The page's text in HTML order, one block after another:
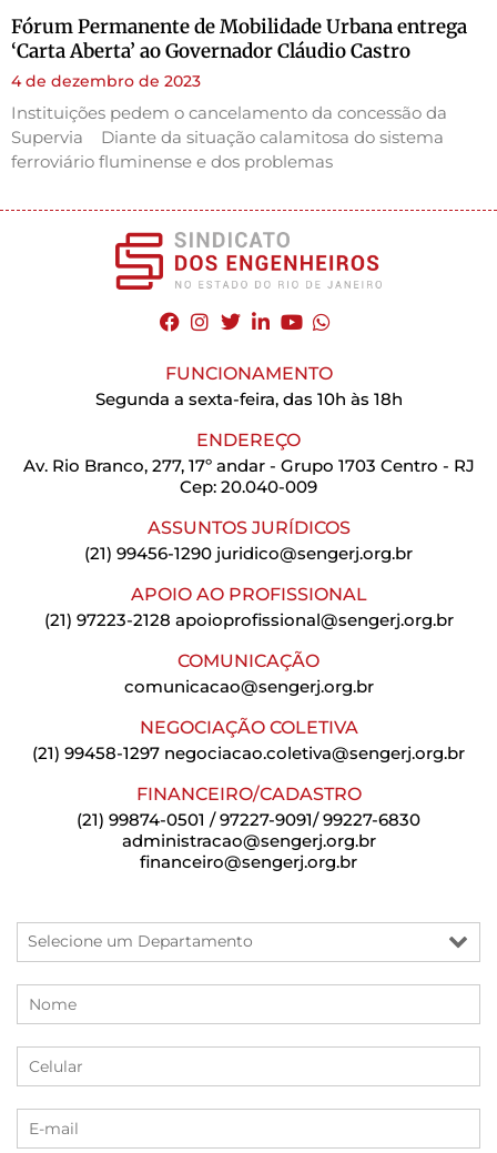
Fórum Permanente de Mobilidade Urbana entrega
‘Carta Aberta’ ao Governador Cláudio Castro
4 de dezembro de 2023
Instituições pedem o cancelamento da concessão da
Supervia Diante da situação calamitosa do sistema
ferroviário fluminense e dos problemas
FUNCIONAMENTO
Segunda a sexta-feira, das 10h às 18h
ENDEREÇO
Av. Rio Branco, 277, 17º andar - Grupo 1703 Centro - RJ
Cep: 20.040-009
ASSUNTOS JURÍDICOS
(21) 99456-1290 juridico@sengerj.org.br
APOIO AO PROFISSIONAL
(21) 97223-2128 apoioprofissional@sengerj.org.br
COMUNICAÇÃO
comunicacao@sengerj.org.br
NEGOCIAÇÃO COLETIVA
(21) 99458-1297 negociacao.coletiva@sengerj.org.br
FINANCEIRO/CADASTRO
(21) 99874-0501 / 97227-9091/ 99227-6830
administracao@sengerj.org.br
financeiro@sengerj.org.br